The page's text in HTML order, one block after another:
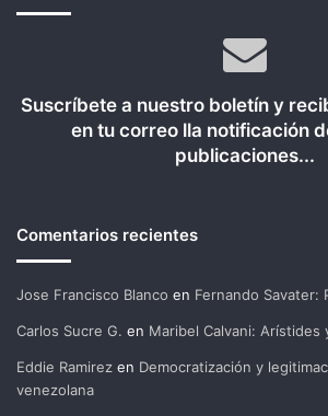
Suscríbete a nuestro boletín y
en tu correo lla notificación
publicaciones...
Comentarios recientes
Jose Francisco Blanco en Fernando Savater:
Carlos Sucre G. en Maribel Calvani: Arístides
Eddie Ramirez en Democratización y
venezolana